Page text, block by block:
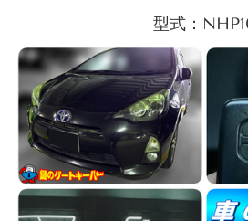
型式：